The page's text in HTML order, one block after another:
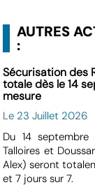
AUTRES
:
Sécurisation des
totale dès le 14
mesure
Le 23 Juillet 2026
Du 14
Talloires et
Alex) seront
et 7 jours sur 7.